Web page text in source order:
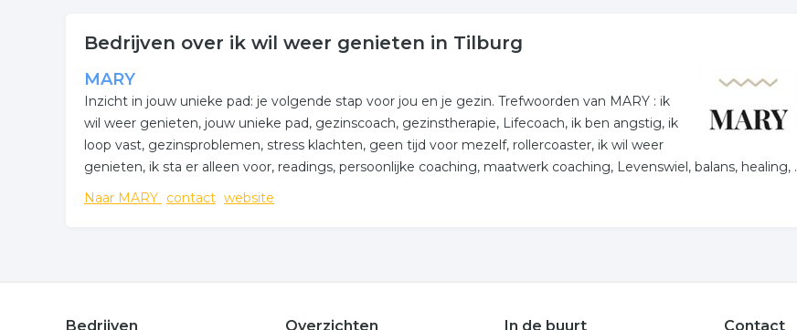
Bedrijven over ik wil weer genieten in Tilburg
MARY
Inzicht in jouw unieke pad: je volgende stap voor jou en je gezin. Trefwoorden van MARY : ik
wil weer genieten, jouw unieke pad, gezinscoach, gezinstherapie, Lifecoach, ik ben angstig, ik
loop vast, gezinsproblemen, stress klachten, geen tijd voor mezelf, rollercoaster, ik wil weer
genieten, ik sta er alleen voor, readings, persoonlijke coaching, maatwerk coaching, Levenswiel, balans, healing, .
Naar MARY contact website
Bedrijven Overzichten In de buurt Contact